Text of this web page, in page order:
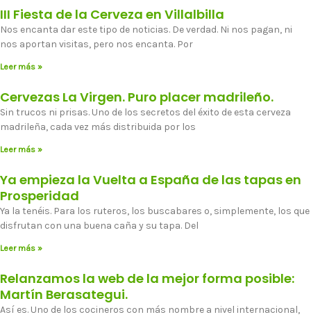
III Fiesta de la Cerveza en Villalbilla
Nos encanta dar este tipo de noticias. De verdad. Ni nos pagan, ni
nos aportan visitas, pero nos encanta. Por
Leer más »
Cervezas La Virgen. Puro placer madrileño.
Sin trucos ni prisas. Uno de los secretos del éxito de esta cerveza
madrileña, cada vez más distribuida por los
Leer más »
Ya empieza la Vuelta a España de las tapas en
Prosperidad
Ya la tenéis. Para los ruteros, los buscabares o, simplemente, los que
disfrutan con una buena caña y su tapa. Del
Leer más »
Relanzamos la web de la mejor forma posible:
Martín Berasategui.
Así es. Uno de los cocineros con más nombre a nivel internacional,